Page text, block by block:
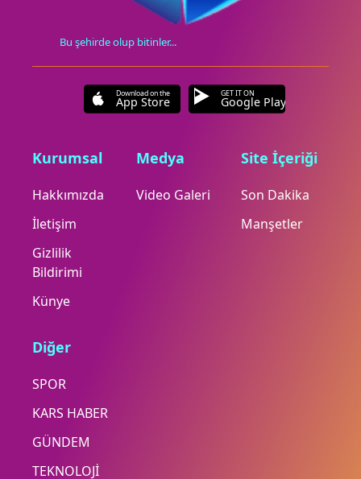
Bu şehirde olup bitinler...
Download on the
App Store
GET IT ON
Google Play
Kurumsal
Hakkımızda
İletişim
Gizlilik
Bildirimi
Künye
Medya
Video Galeri
Site İçeriği
Son Dakika
Manşetler
Diğer
SPOR
KARS HABER
GÜNDEM
TEKNOLOJİ